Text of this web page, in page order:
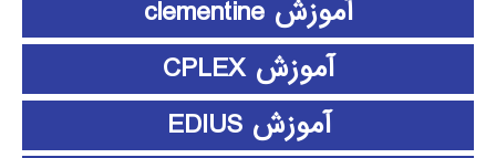
آموزش clementine
آموزش CPLEX
آموزش EDIUS